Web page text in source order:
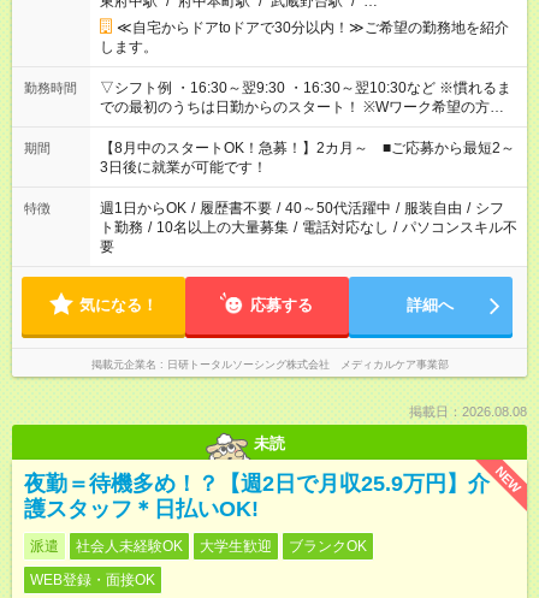
≪自宅からドアtoドアで30分以内！≫ご希望の勤務地を紹介
します。
勤務時間
▽シフト例 ・16:30～翌9:30 ・16:30～翌10:30など ※慣れるま
での最初のうちは日勤からのスタート！ ※Wワーク希望の方へ
今ご覧のお仕事で希望する勤務時間と、もう1つのお仕事の勤務
時間。 合計で週40時間を超える場合は応募できません。
期間
【8月中のスタートOK！急募！】2カ月～ ■ご応募から最短2～
3日後に就業が可能です！
特徴 週1日からOK / 履歴書不要 / 40～50代活躍中 / 服装自由 / シフ
ト勤務 / 10名以上の大量募集 / 電話対応なし / パソコンスキル不
要
気になる！ 応募する 詳細へ
掲載元企業名 日研トータルソーシング株式会社 メディカルケア事業部
掲載日：2026.08.08
未読
NEW
夜勤＝待機多め！？【週2日で月収25.9万円】介
護スタッフ＊日払いOK!
派遣 社会人未経験OK 大学生歓迎
ブランクOK
WEB登録・面接OK